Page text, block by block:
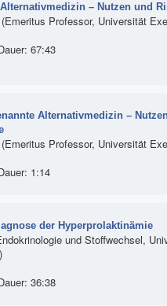
– Nutzen und
Professor, Universität
67:43
Alternativmedizin –
Professor, Universität
1:14
der Hyperprolaktinämie
und Stoffwechsel,
36:38